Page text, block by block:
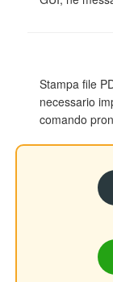
Stampa file
necessario
comando